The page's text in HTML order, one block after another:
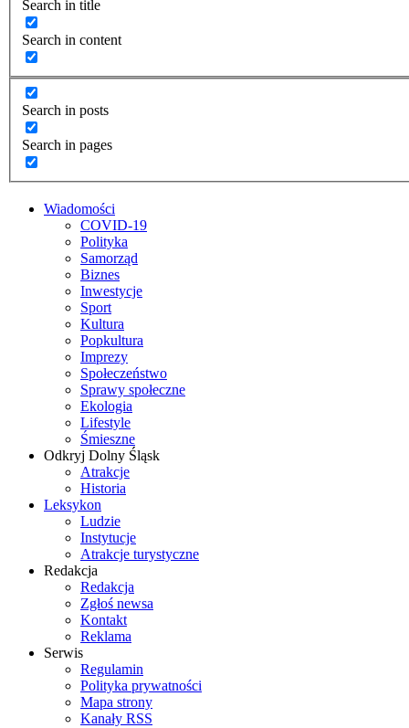
Search in title
Search in content
Search in posts
Search in pages
Wiadomości
COVID-19
Polityka
Samorząd
Biznes
Inwestycje
Sport
Kultura
Popkultura
Imprezy
Społeczeństwo
Sprawy społeczne
Ekologia
Lifestyle
Śmieszne
Odkryj Dolny Śląsk
Atrakcje
Historia
Leksykon
Ludzie
Instytucje
Atrakcje turystyczne
Redakcja
Redakcja
Zgłoś newsa
Kontakt
Reklama
Serwis
Regulamin
Polityka prywatności
Mapa strony
Kanały RSS